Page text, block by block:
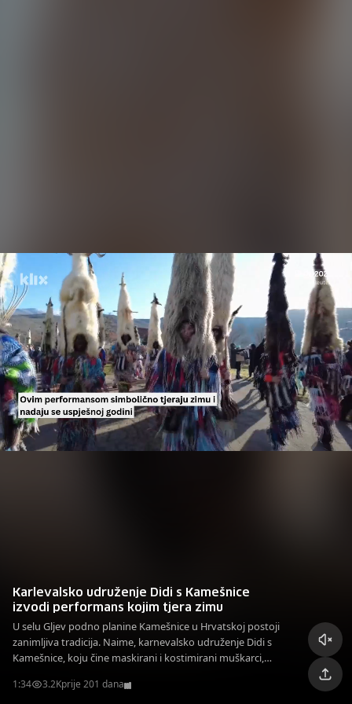
Karlevalsko udruženje Didi s Kamešnice
izvodi performans kojim tjera zimu
U selu Gljev podno planine Kamešnice u Hrvatskoj postoji
zanimljiva tradicija. Naime, karnevalsko udruženje Didi s
Kamešnice, koju čine maskirani i kostimirani muškarci,
1:34 3.2Kprije 201 dana